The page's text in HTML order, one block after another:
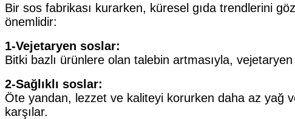
Bir sos fabrikası kurarken, küresel gıda trendlerini
önemlidir:
1-Vejetaryen soslar:
Bitki bazlı ürünlere olan talebin artmasıyla,
2-Sağlıklı soslar:
Öte yandan, lezzet ve kaliteyi korurken daha az yağ
karşılar.